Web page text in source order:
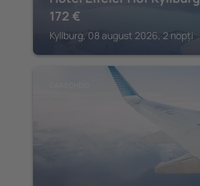
172 €
Kyllburg, 08 august 2026, 2 nopți